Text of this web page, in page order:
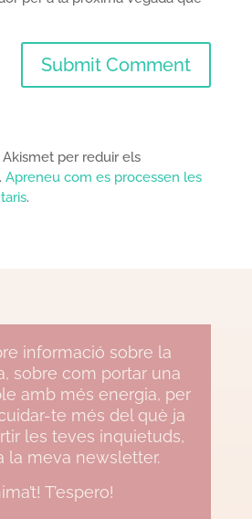
per reduir els
Apreneu com es processen les
.
informació sobre la
sobre com portar una
amb més energia, per
te més del què ja
les teves inquietuds,
la meva newsletter.
T’espero!